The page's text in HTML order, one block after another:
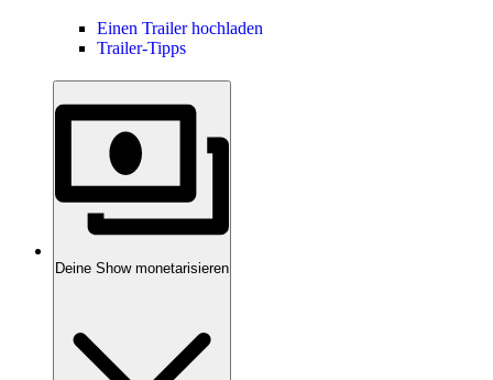
Einen Trailer hochladen
Trailer-Tipps
Deine Show monetarisieren